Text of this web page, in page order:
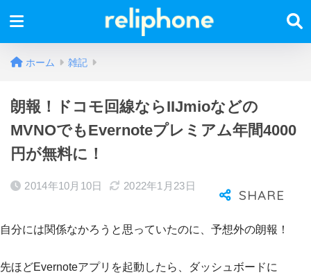
ホーム 雑記
朗報！ドコモ回線ならIIJmioなどの
MVNOでもEvernoteプレミアム年間4000
円が無料に！
2014年10月10日 2022年1月23日
自分には関係なかろうと思っていたのに、予想外の朗報！
先ほどEvernoteアプリを起動したら、ダッシュボードに